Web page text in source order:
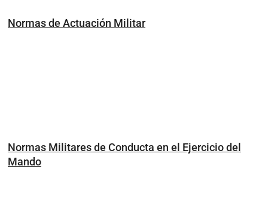
Normas de Actuación Militar
Normas Militares de Conducta en el Ejercicio del
Mando